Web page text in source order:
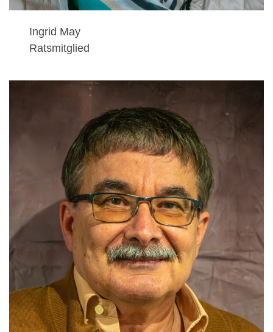
Ingrid May
Ratsmitglied